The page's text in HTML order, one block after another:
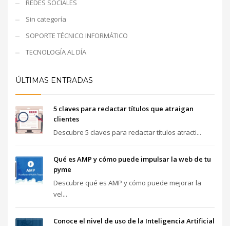
REDES SOCIALES
Sin categoría
SOPORTE TÉCNICO INFORMÁTICO
TECNOLOGÍA AL DÍA
ÚLTIMAS ENTRADAS
5 claves para redactar títulos que atraigan
clientes
Descubre 5 claves para redactar títulos atracti...
Qué es AMP y cómo puede impulsar la web de tu
pyme
Descubre qué es AMP y cómo puede mejorar la
vel...
Conoce el nivel de uso de la Inteligencia Artificial